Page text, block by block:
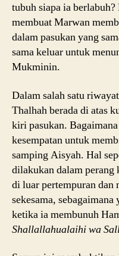
tubuh siapa ia
membuat Marwan
dalam pasukan yang
sama keluar untuk
Mukminin.
Dalam salah satu
Thalhah berada di atas
kiri pasukan.
kesempatan untuk
samping Aisyah. Hal
dilakukan dalam perang
di luar pertempuran dan
sekesama,
ketika ia membunuh
Shallallahualaihi wa